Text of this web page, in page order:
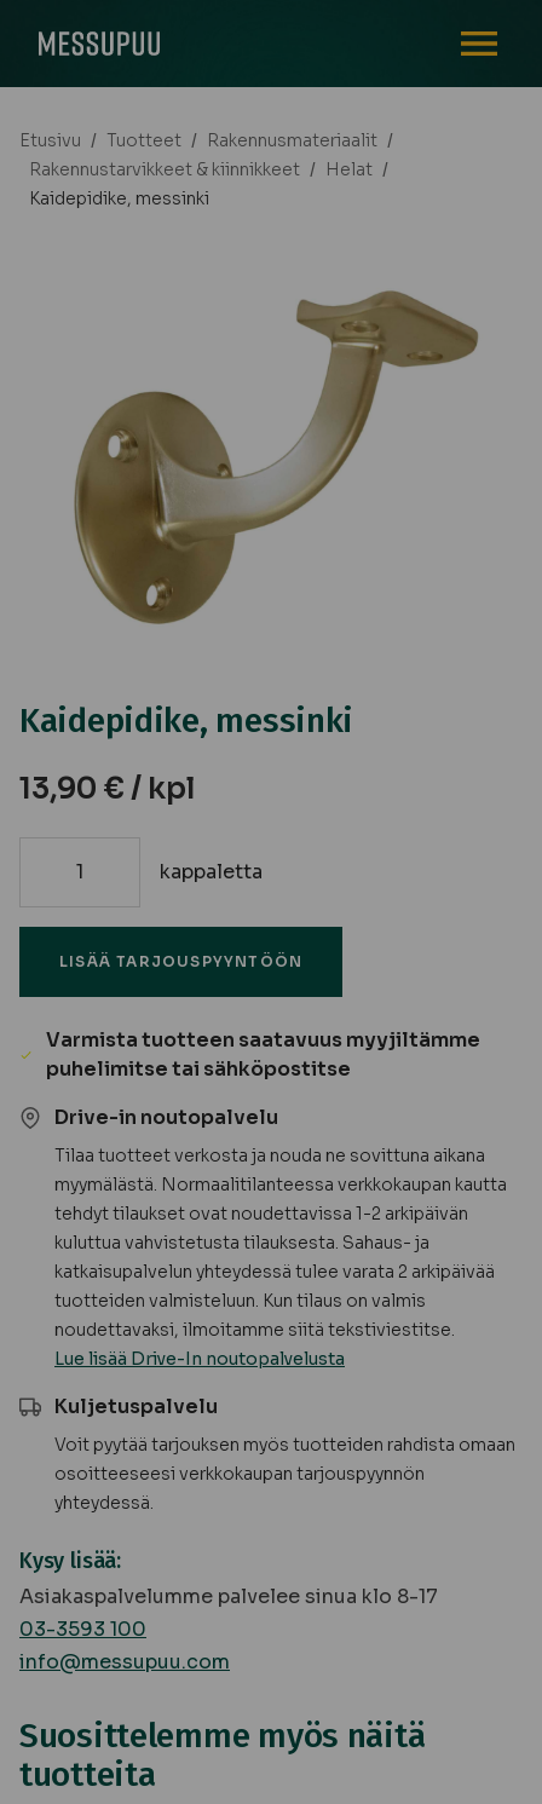
Etusivu / Tuotteet / Rakennusmateriaalit /
Rakennustarvikkeet & kiinnikkeet / Helat /
Kaidepidike, messinki
Kaidepidike, messinki
13,90 € / kpl
Kaidepidike,
kappaletta
LISÄÄ TARJOUSPYYNTÖÖN
Varmista tuotteen saatavuus myyjiltämme
puhelimitse tai sähköpostitse
Drive-in noutopalvelu
Tilaa tuotteet verkosta ja nouda ne sovittuna aikana
myymälästä. Normaalitilanteessa verkkokaupan kautta
tehdyt tilaukset ovat noudettavissa 1-2 arkipäivän
kuluttua vahvistetusta tilauksesta. Sahaus- ja
katkaisupalvelun yhteydessä tulee varata 2 arkipäivää
tuotteiden valmisteluun. Kun tilaus on valmis
noudettavaksi, ilmoitamme siitä tekstiviestitse.
Lue lisää Drive-In noutopalvelusta
Kuljetuspalvelu
Voit pyytää tarjouksen myös tuotteiden rahdista omaan
osoitteeseesi verkkokaupan tarjouspyynnön
yhteydessä.
Kysy lisää:
Asiakaspalvelumme palvelee sinua klo 8-17
03-3593 100
info@messupuu.com
Suosittelemme myös näitä
tuotteita